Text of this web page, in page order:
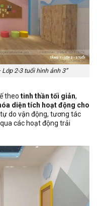
2-3 tuổi hình ảnh 3”
theo tinh thần tối giản,
diện tích hoạt động cho
tự do vận động, tương tác
các hoạt động trải